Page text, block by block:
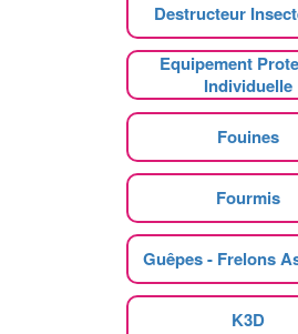
Destructeur
Equipement
Individuelle
Fouines
Fourmis
Guêpes - Frelons
K3D